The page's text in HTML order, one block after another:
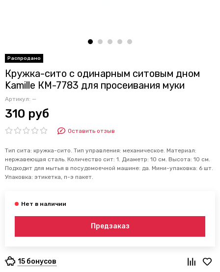
Кружка-сито с одинарным ситовым дном
Kamille КМ-7783 для просеивания муки
Артикул: —
310 руб
Оставить отзыв
Тип сита: кружка-сито. Тип управления: механическое. Материал:
нержавеющая сталь. Количество сит: 1. Диаметр: 10 см. Высота: 10 см.
Подходит для мытья в посудомоечной машине: да. Мини-упаковка: 6 шт.
Упаковка: этикетка, п-э пакет.
Предзаказ
15 бонусов